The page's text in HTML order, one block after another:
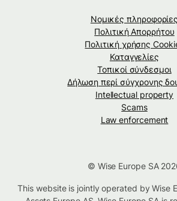
Νομικές πληροφορίες
Πολιτική Απορρήτου
Πολιτική χρήσης
Καταγγελίες
Τοπικοί σύνδεσμοι
Δήλωση περί σύγχρονης
Intellectual property
Scams
Law enforcement
© Wise Europe SA
This website is jointly operated by Wise